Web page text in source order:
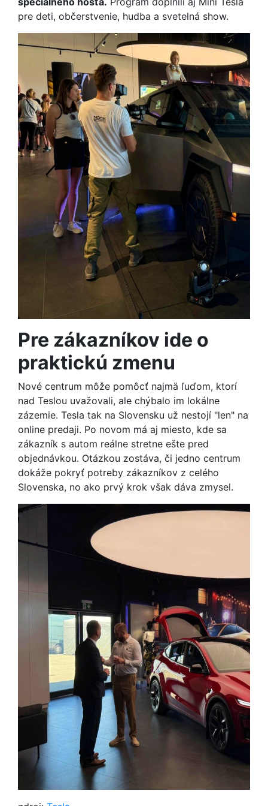
pre deti, občerstvenie, hudba a svetelná show.
Pre zákazníkov ide o
praktickú zmenu
Nové centrum môže pomôcť najmä ľuďom, ktorí
nad Teslou uvažovali, ale chýbalo im lokálne
zázemie. Tesla tak na Slovensku už nestojí "len" na
online predaji. Po novom má aj miesto, kde sa
zákazník s autom reálne stretne ešte pred
objednávkou. Otázkou zostáva, či jedno centrum
dokáže pokryť potreby zákazníkov z celého
Slovenska, no ako prvý krok však dáva zmysel.